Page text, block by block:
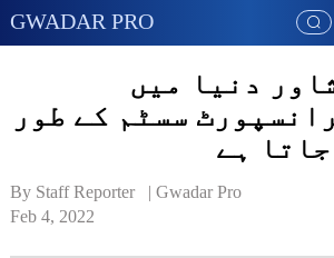
GWADAR PRO
دنیا میں
سسٹم کے طور
ہے
By Staff Reporter   | Gwadar Pro
Feb 4, 2022